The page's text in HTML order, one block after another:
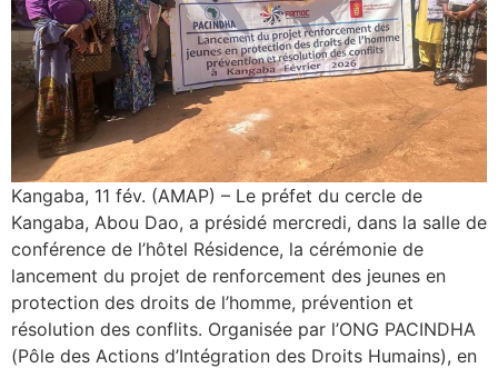
Kangaba, 11 fév. (AMAP) – Le préfet du cercle de
Kangaba, Abou Dao, a présidé mercredi, dans la salle de
conférence de l’hôtel Résidence, la cérémonie de
lancement du projet de renforcement des jeunes en
protection des droits de l’homme, prévention et
résolution des conflits. Organisée par l’ONG PACINDHA
(Pôle des Actions d’Intégration des Droits Humains), en